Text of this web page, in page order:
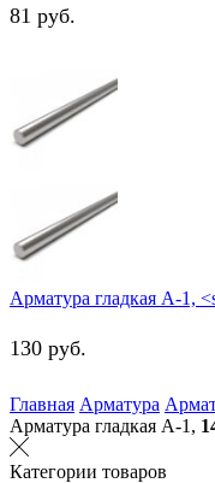
81 руб.
Арматура гладкая А-1,
130 руб.
Главная Арматура
Арматура гладкая А-1,
Категории товаров